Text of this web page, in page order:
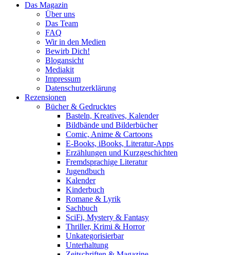
Das Magazin
Über uns
Das Team
FAQ
Wir in den Medien
Bewirb Dich!
Blogansicht
Mediakit
Impressum
Datenschutzerklärung
Rezensionen
Bücher & Gedrucktes
Basteln, Kreatives, Kalender
Bildbände und Bilderbücher
Comic, Anime & Cartoons
E-Books, iBooks, Literatur-Apps
Erzählungen und Kurzgeschichten
Fremdsprachige Literatur
Jugendbuch
Kalender
Kinderbuch
Romane & Lyrik
Sachbuch
SciFi, Mystery & Fantasy
Thriller, Krimi & Horror
Unkategorisierbar
Unterhaltung